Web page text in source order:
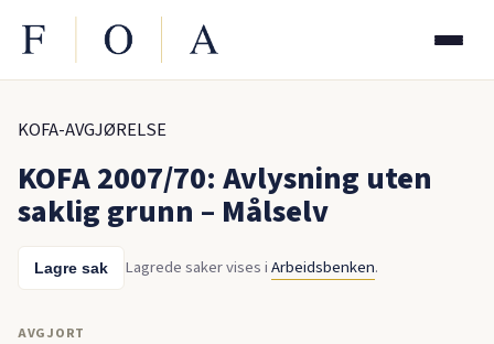
KOFA-AVGJØRELSE
KOFA 2007/70: Avlysning uten
saklig grunn – Målselv
Lagre sak Lagrede saker vises iArbeidsbenken.
AVGJORT